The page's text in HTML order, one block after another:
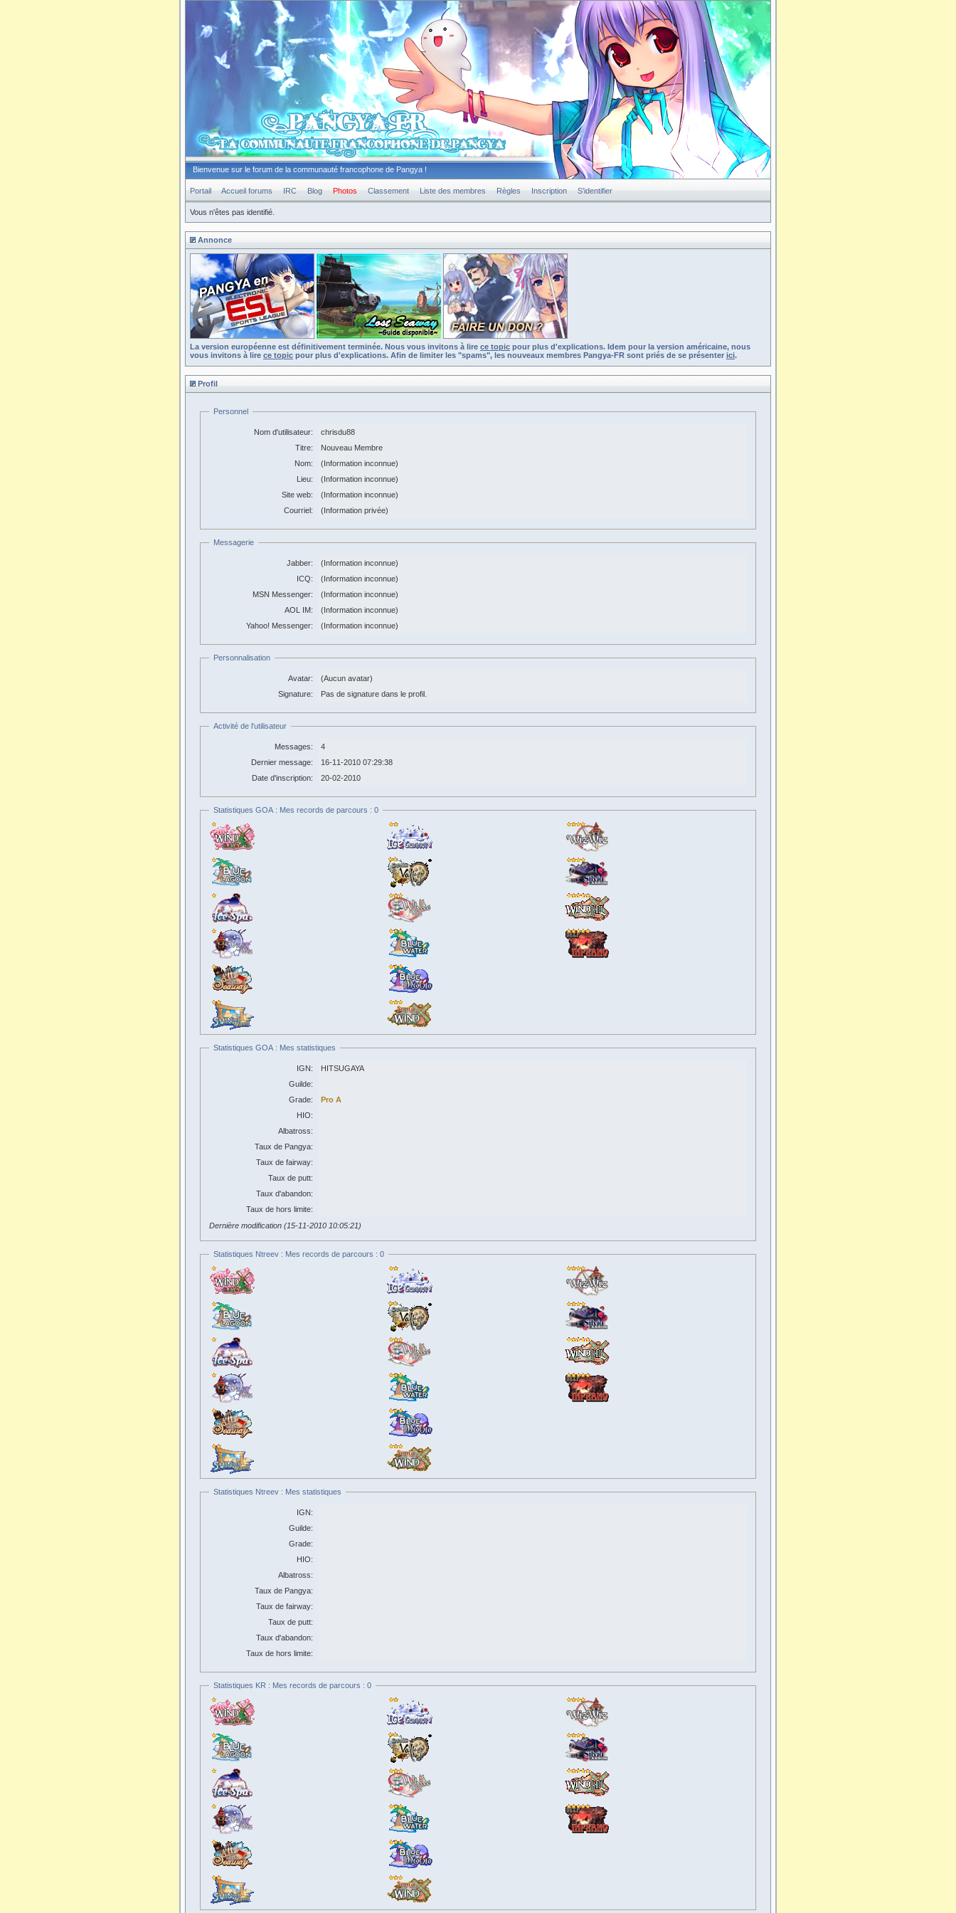
Bienvenue sur le forum de la communauté francophone de Pangya !
Portail Accueil forums IRC Blog Photos Classement Liste des membres Règles Inscription S'identifier
Vous n'êtes pas identifié.
Annonce
La version européenne est définitivement terminée. Nous vous invitons à lire ce topic pour plus d'explications. Idem pour la version américaine, nous
vous invitons à lire ce topic pour plus d'explications. Afin de limiter les "spams", les nouveaux membres Pangya-FR sont priés de se présenter ici.
Profil
Personnel
Nom d'utilisateur:
chrisdu88
Titre:
Nouveau Membre
Nom:
(Information inconnue)
Lieu:
(Information inconnue)
Site web:
(Information inconnue)
Courriel:
(Information privée)
Messagerie
Jabber:
(Information inconnue)
ICQ:
(Information inconnue)
MSN Messenger:
(Information inconnue)
AOL IM:
(Information inconnue)
Yahoo! Messenger:
(Information inconnue)
Personnalisation
Avatar:
(Aucun avatar)
Signature:
Pas de signature dans le profil.
Activité de l'utilisateur
Messages:
4
Dernier message:
16-11-2010 07:29:38
Date d'inscription:
20-02-2010
Statistiques GOA : Mes records de parcours : 0
Statistiques GOA : Mes statistiques
IGN:
HITSUGAYA
Guilde:
Grade:
Pro A
HIO:
Albatross:
Taux de Pangya:
Taux de fairway:
Taux de putt:
Taux d'abandon:
Taux de hors limite:
Dernière modification (15-11-2010 10:05:21)
Statistiques Ntreev : Mes records de parcours : 0
Statistiques Ntreev : Mes statistiques
IGN:
Guilde:
Grade:
HIO:
Albatross:
Taux de Pangya:
Taux de fairway:
Taux de putt:
Taux d'abandon:
Taux de hors limite:
Statistiques KR : Mes records de parcours : 0